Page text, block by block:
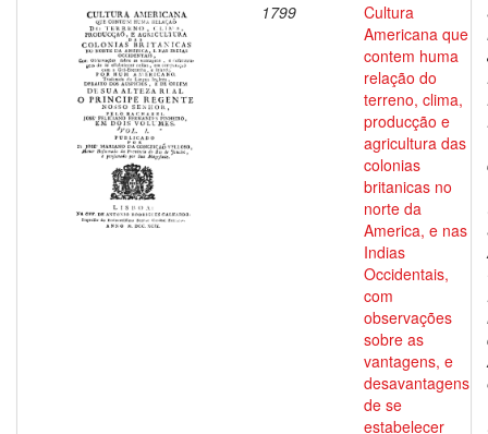
1799
Cultura
Americana que
contem huma
relação do
terreno, clima,
producção e
agricultura das
colonias
britanicas no
norte da
America, e nas
Indias
Occidentais,
com
observações
sobre as
vantagens, e
desavantagens
de se
estabelecer